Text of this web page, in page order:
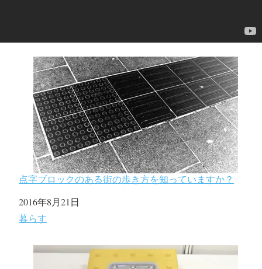
点字ブロックのある街の歩き方を知っていますか？
日付
2016年8月21日
関連理由
暮らす